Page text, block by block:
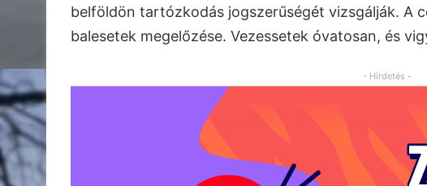
belföldön tartózkodás jogszerűségét vizsgálják. A
balesetek megelőzése. Vezessetek óvatosan, és
- Hirdetés -